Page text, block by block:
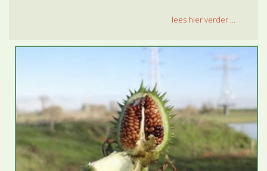
lees hier verder ...